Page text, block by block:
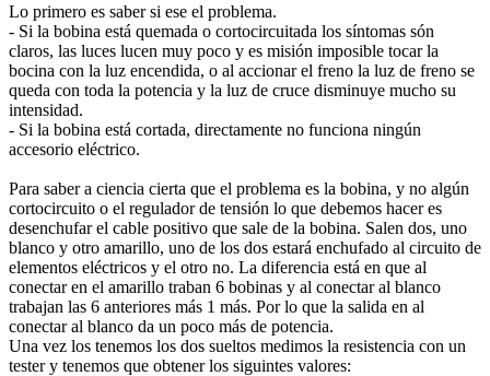
Lo primero es saber si ese el problema.
- Si la bobina está quemada o cortocircuitada los síntomas són
claros, las luces lucen muy poco y es misión imposible tocar la
bocina con la luz encendida, o al accionar el freno la luz de freno se
queda con toda la potencia y la luz de cruce disminuye mucho su
intensidad.
- Si la bobina está cortada, directamente no funciona ningún
accesorio eléctrico.
Para saber a ciencia cierta que el problema es la bobina, y no algún
cortocircuito o el regulador de tensión lo que debemos hacer es
desenchufar el cable positivo que sale de la bobina. Salen dos, uno
blanco y otro amarillo, uno de los dos estará enchufado al circuito de
elementos eléctricos y el otro no. La diferencia está en que al
conectar en el amarillo traban 6 bobinas y al conectar al blanco
trabajan las 6 anteriores más 1 más. Por lo que la salida en al
conectar al blanco da un poco más de potencia.
Una vez los tenemos los dos sueltos medimos la resistencia con un
tester y tenemos que obtener los siguintes valores: